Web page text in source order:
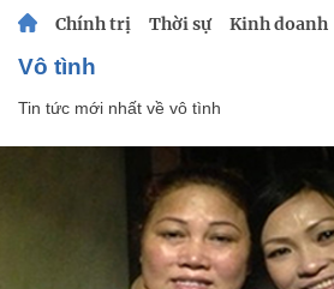
Chính trị Thời sự Kinh doanh
vô tình
Tin tức mới nhất về vô tình